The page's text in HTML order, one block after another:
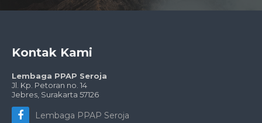
Kontak Kami
Lembaga PPAP Seroja
Jl. Kp. Petoran no. 14
Jebres, Surakarta 57126
Lembaga PPAP Seroja